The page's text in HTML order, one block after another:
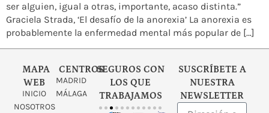
ser alguien, igual a otras, importante, acaso distinta.”
Graciela Strada, ‘El desafío de la anorexia’ La anorexia es
probablemente la enfermedad mental más popular de […]
MAPA
WEB
INICIO
NOSOTROS
CENTROS
MADRID
MÁLAGA
SEGUROS CON
LOS QUE
TRABAJAMOS
SUSCRÍBETE A
NUESTRA
NEWSLETTER